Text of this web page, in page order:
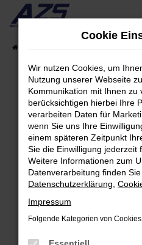
Zum
Hauptinhalt
Fehler: Network
Beim Laden ist ein Fehler
Hier sind ein paar Tipps,
Überprüfe deine
Internetverbindung.
Laden andere
Suchmaschine?
Prüfe deine
Cookie
Wir nutzen Cookies, um
Nutzung unserer Webseite
Kommunikation mit Ihnen zu
berücksichtigen hierbei Ihre
verarbeiten Daten für
wenn Sie uns Ihre
einem späteren Zeitpunkt
Sie die Einwilligung jederzeit
Weitere Informationen zum
Datenverarbeitung finden
Datenschutzerklärung
Impressum
Folgende Kategorien von